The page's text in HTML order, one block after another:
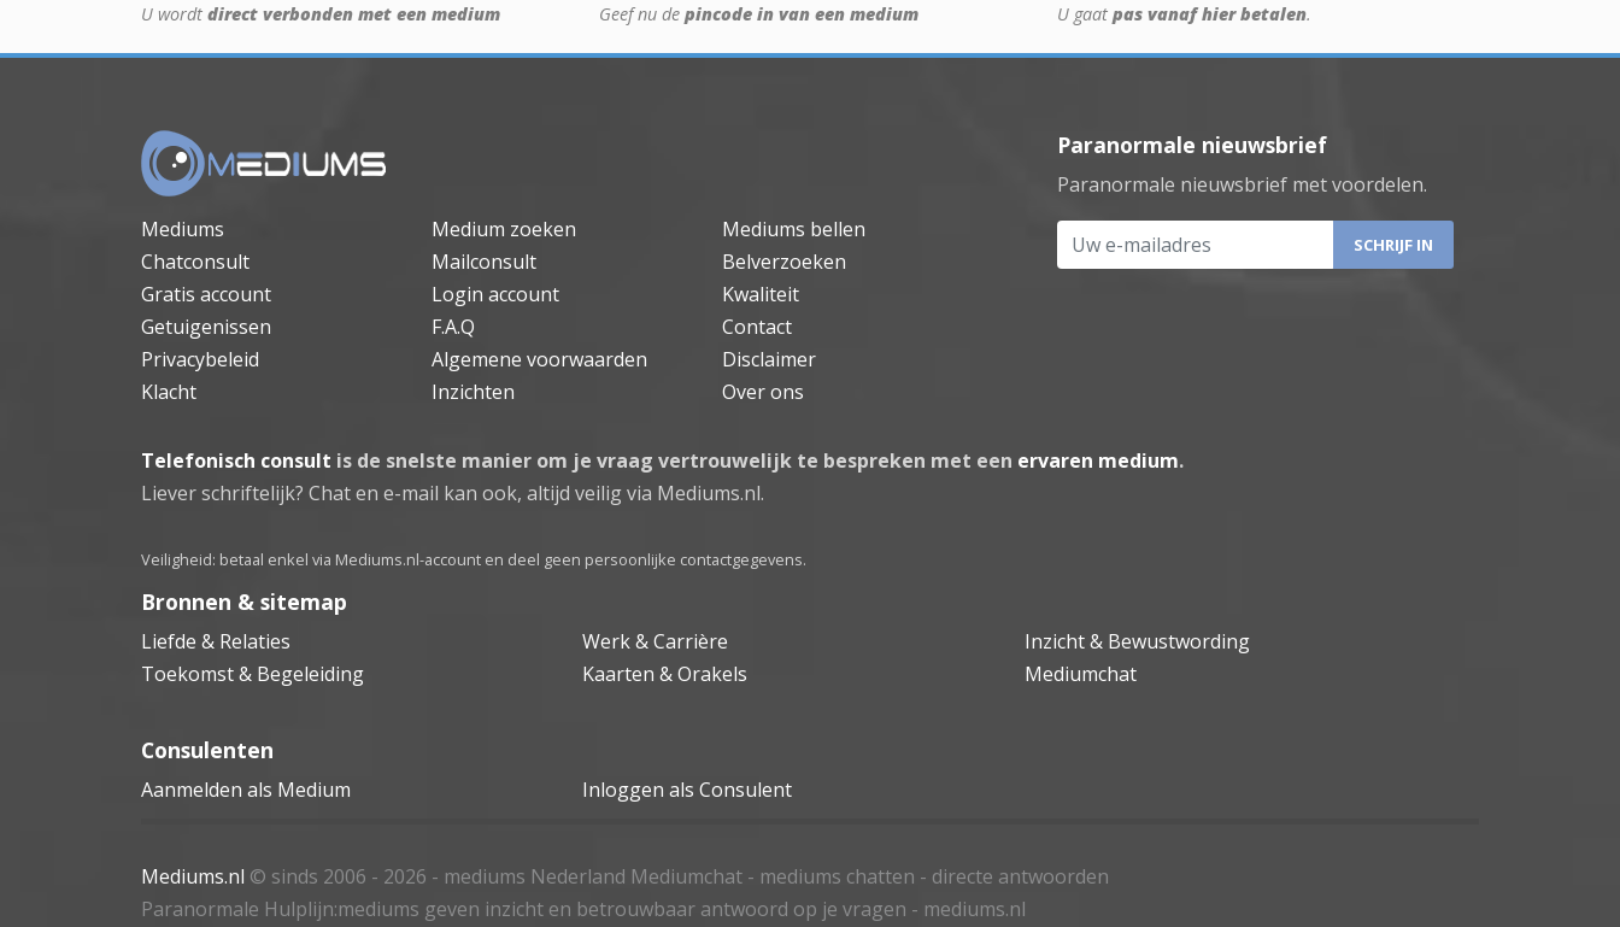
U wordt direct verbonden met een medium
Geef nu de pincode in van een medium
U gaat pas vanaf hier betalen.
Mediums Medium zoeken
Mediums bellen
Chatconsult
Mailconsult
Belverzoeken
Gratis account
Login account
Kwaliteit
Getuigenissen
F.A.Q
Contact
Privacybeleid
Algemene voorwaarden
Disclaimer
Klacht
Inzichten Over ons
Paranormale nieuwsbrief
Paranormale nieuwsbrief met voordelen.
Uw e-mailadres
Telefonisch consult is de snelste manier om je vraag vertrouwelijk te bespreken met een ervaren medium.
Liever schriftelijk? Chat en e-mail kan ook, altijd veilig via Mediums.nl.
Veiligheid: betaal enkel via Mediums.nl-account en deel geen persoonlijke contactgegevens.
Bronnen & sitemap
Liefde & Relaties Werk & Carrière
Inzicht & Bewustwording
Toekomst & Begeleiding
Kaarten & Orakels Mediumchat
Consulenten
Aanmelden als Medium Inloggen als Consulent
Mediums.nl © sinds 2006 - 2026 - mediums Nederland Mediumchat - mediums chatten - directe antwoorden
Paranormale Hulplijn:mediums geven inzicht en betrouwbaar antwoord op je vragen - mediums.nl